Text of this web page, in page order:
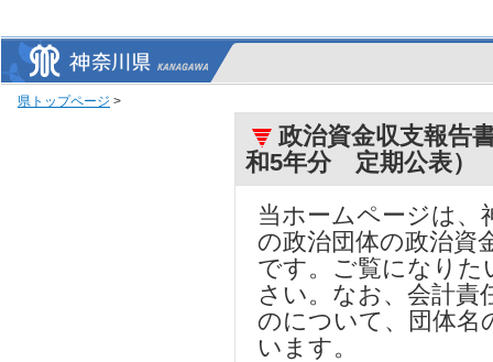
県トップページ >
政治資金収支報告
和5年分 定期公表）
当ホームページは、
の政治団体の政治資
です。ご覧になりた
さい。なお、会計責
のについて、団体名
います。